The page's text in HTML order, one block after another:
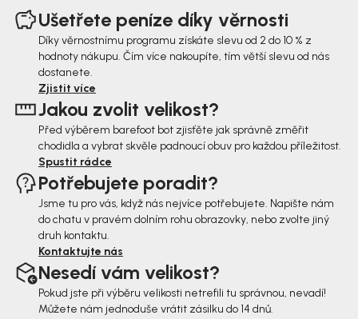
Ušetřete peníze díky věrnosti
Díky věrnostnímu programu získáte slevu od 2 do 10 % z
hodnoty nákupu. Čím více nakoupíte, tím větší slevu od nás
dostanete.
Zjistit více
Jakou zvolit velikost?
Před výběrem barefoot bot zjisťěte jak správně změřit
chodidla a vybrat skvěle padnoucí obuv pro každou příležitost.
Spustit rádce
Potřebujete poradit?
Jsme tu pro vás, když nás nejvíce potřebujete. Napište nám
do chatu v pravém dolním rohu obrazovky, nebo zvolte jiný
druh kontaktu.
Kontaktujte nás
Nesedí vám velikost?
Pokud jste při výběru velikosti netrefili tu správnou, nevadí!
Můžete nám jednoduše vrátit zásilku do 14 dnů.